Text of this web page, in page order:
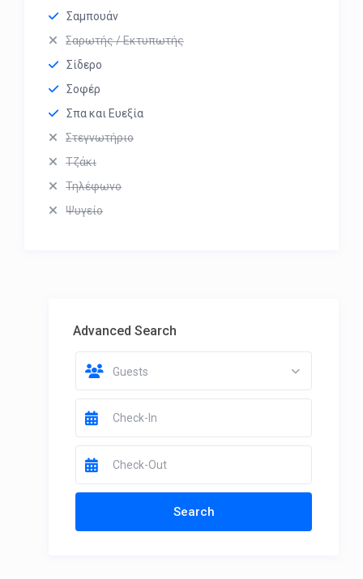
Σαμπουάν
Σαρωτής / Εκτυπωτής
Σίδερο
Σοφέρ
Σπα και Ευεξία
Στεγνωτήριο
Τζάκι
Τηλέφωνο
Ψυγείο
Advanced Search
Guests